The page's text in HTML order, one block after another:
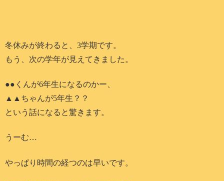
冬休みが終わると、3学期です。
もう、次の学年が見えてきました。
●●くんが6年生になるのかー、
▲▲ちゃんが5年生？？
という話になると驚きます。
うーむ…
やっぱり時間の経つのは早いです。